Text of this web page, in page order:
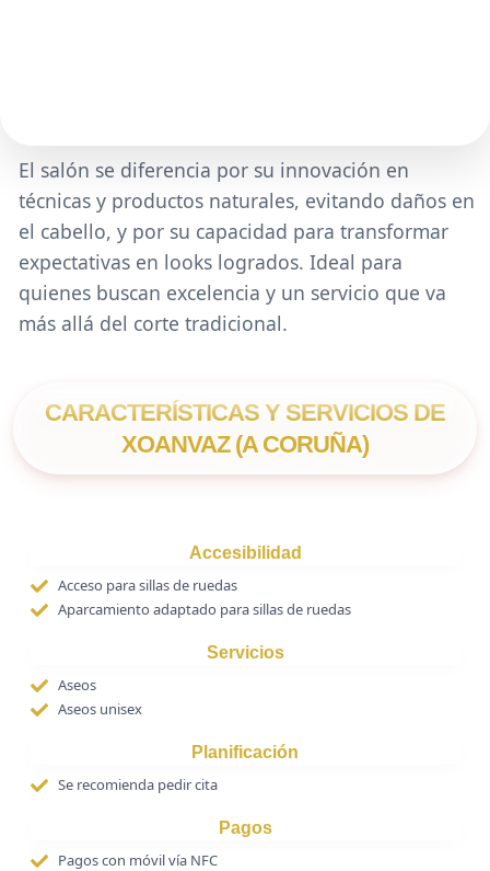
El salón se diferencia por su innovación en
técnicas y productos naturales, evitando daños en
el cabello, y por su capacidad para transformar
expectativas en looks logrados. Ideal para
quienes buscan excelencia y un servicio que va
más allá del corte tradicional.
CARACTERÍSTICAS Y SERVICIOS DE
XOANVAZ (A CORUÑA)
Accesibilidad
Acceso para sillas de ruedas
Aparcamiento adaptado para sillas de ruedas
Servicios
Aseos
Aseos unisex
Planificación
Se recomienda pedir cita
Pagos
Pagos con móvil vía NFC